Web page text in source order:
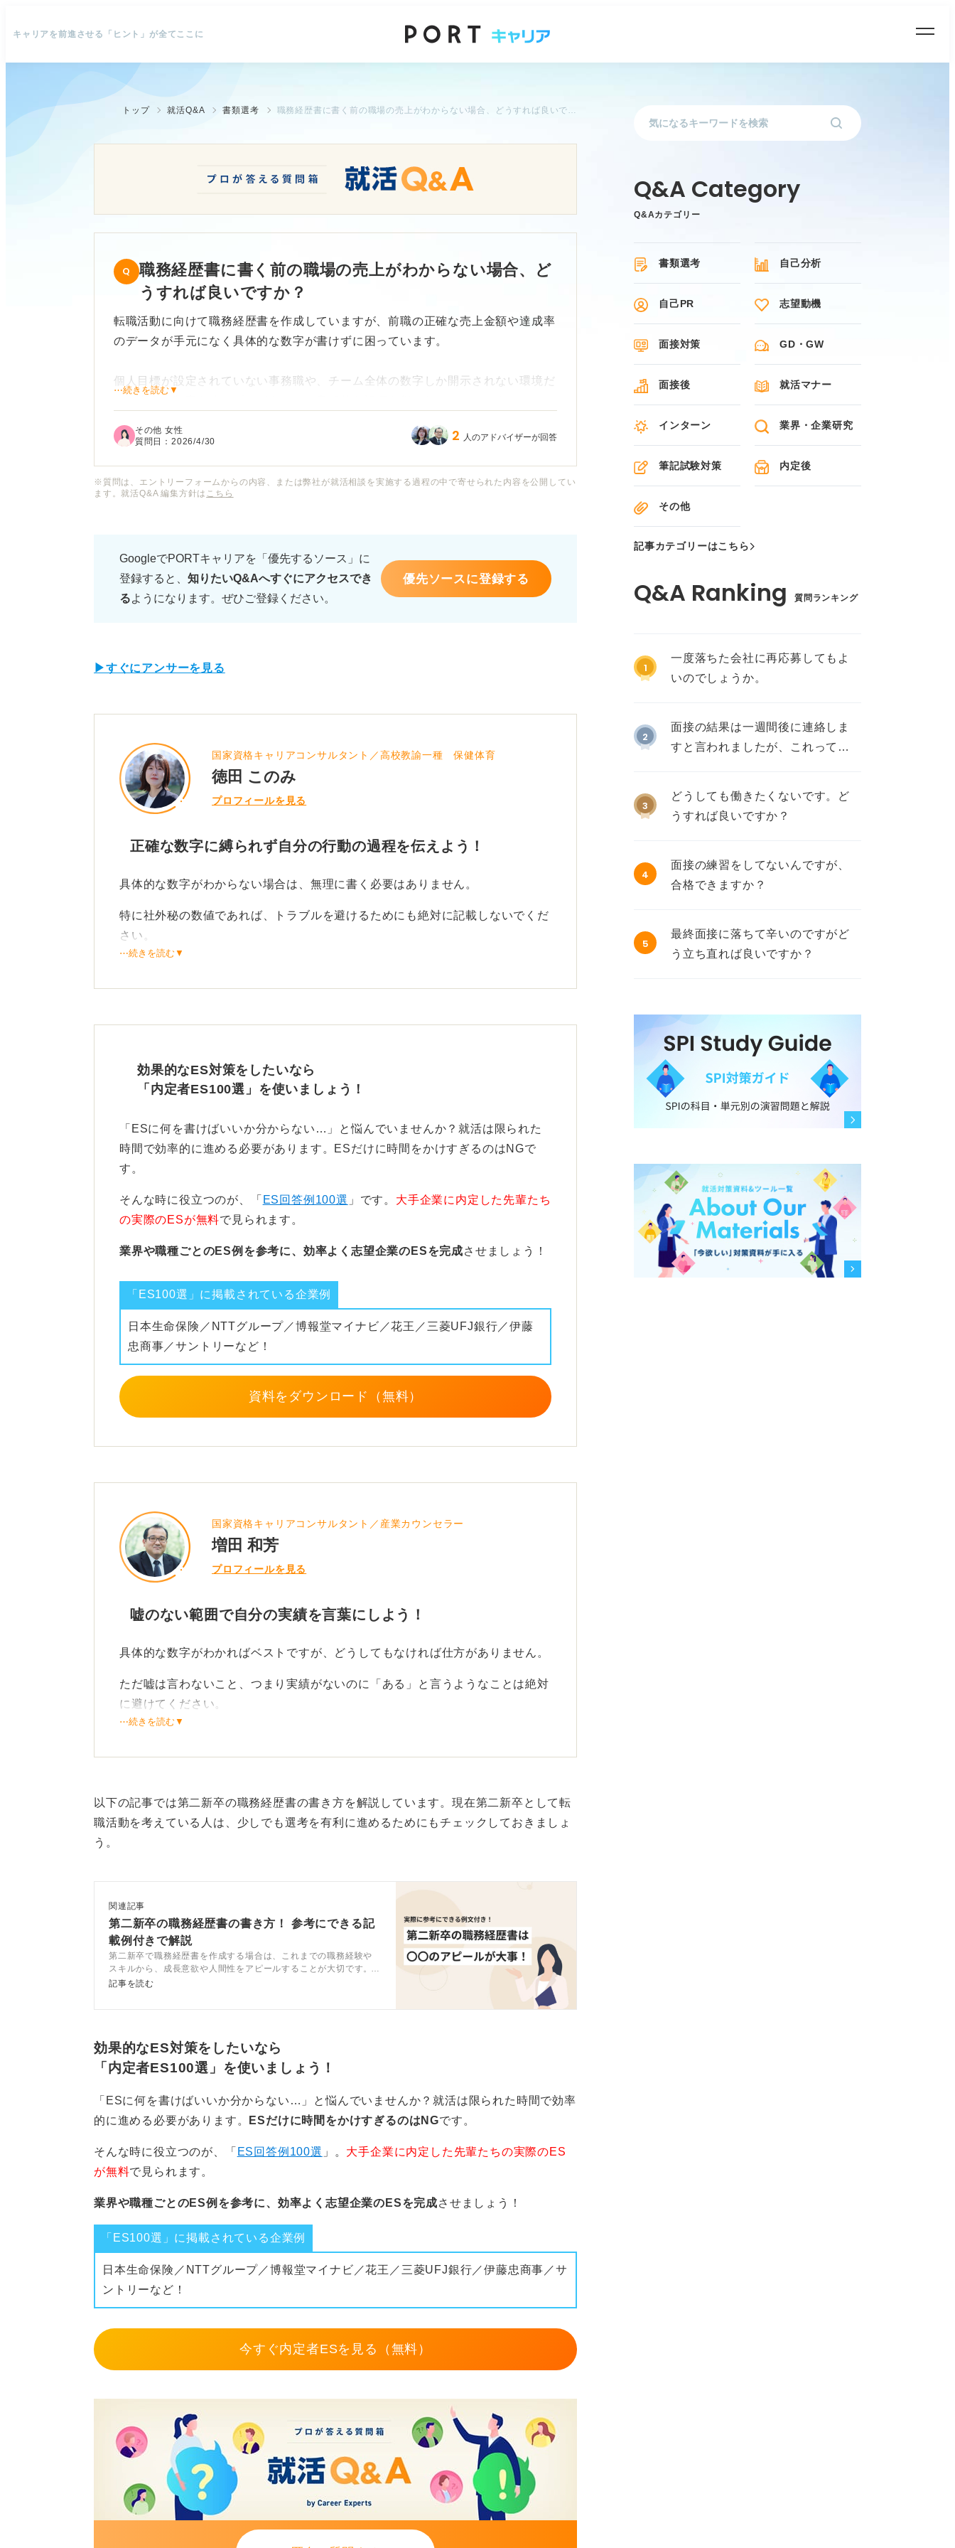
キャリアを前進させる「ヒント」が全てここに
トップ 就活Q&A 書類選考 職務経歴書に書く前の職場の売上がわからない場合、どうすれば良いですか？
職務経歴書に書く前の職場の売上がわからない場合、ど
うすれば良いですか？
転職活動に向けて職務経歴書を作成していますが、前職の正確な売上金額や達成率
のデータが手元になく具体的な数字が書けずに困っています。
個人目標が設定されていない事務職や、チーム全体の数字しか開示されない環境だ
ではないかと不安です。
また守秘義務の関係で具体的な社外秘の数値をどこまでぼかして書くべきか、その
加減もわかりません。
「質」や「効率化」をアピールするための書き方のコツを教えていただきたいで
す。
⋯続きを読む▼
その他 女性
質問日：2026/4/30 2 人のアドバイザーが回答
※質問は、エントリーフォームからの内容、または弊社が就活相談を実施する過程の中で寄せられた内容を公開してい
ます。就活Q&A 編集方針は こちら
GoogleでPORTキャリアを「優先するソース」に
登録すると、 知りたいQ&Aへすぐにアクセスでき
るようになります。ぜひご登録ください。
優先ソースに登録する
▶すぐにアンサーを見る
国家資格キャリアコンサルタント／高校教諭一種 保健体育
徳田 このみ
プロフィールを見る
正確な数字に縛られず自分の行動の過程を伝えよう！
具体的な数字がわからない場合は、無理に書く必要はありません。
特に社外秘の数値であれば、トラブルを避けるためにも絶対に記載しないでくだ
さい。
予定の職場であっても、情報の扱いは慎重におこないましょう。
目標達成の裏側にある自分の強みを言語化していこう
実績をアピールする際は、数字そのものよりも目標達成に向けた「過程」に焦点
を当てることが重要です。
具体的に話せるように準備しましょう。
事務職などであっても、自分が大切にしてきた工夫や得意なことを言語化して伝
⋯続きを読む▼
効果的なES対策をしたいなら
「内定者ES100選」を使いましょう！
「ESに何を書けばいいか分からない…」と悩んでいませんか？就活は限られた
時間で効率的に進める必要があります。ESだけに時間をかけすぎるのはNGで
す。
そんな時に役立つのが、「 ES回答例100選 」です。 大手企業に内定した先輩たち
の実際のESが無料で見られます。
業界や職種ごとのES例を参考に、効率よく志望企業のESを完成させましょう！
「ES100選」に掲載されている企業例
日本生命保険／NTTグループ／博報堂マイナビ／花王／三菱UFJ銀行／伊藤
忠商事／サントリーなど！
資料をダウンロード（無料）
国家資格キャリアコンサルタント／産業カウンセラー
増田 和芳
プロフィールを見る
嘘のない範囲で自分の実績を言葉にしよう！
具体的な数字がわかればベストですが、どうしてもなければ仕方がありません。
ただ嘘は言わないこと、つまり実績がないのに「ある」と言うようなことは絶対
に避けてください。
る必要はありません。
事務職などで数値目標がない場合は、％や件数、時間で何か評価されるものはな
改善率や作業時間の短縮など、数値化できる要素があれば積極的に盛り込んでみ
ましょう。
もしくは自分の入社前と後で変化した実績や、何かを変えた経験を伝えることも
有効です。
⋯続きを読む▼
以下の記事では第二新卒の職務経歴書の書き方を解説しています。現在第二新卒として転
職活動を考えている人は、少しでも選考を有利に進めるためにもチェックしておきましょ
う。
関連記事
第二新卒の職務経歴書の書き方！ 参考にできる記
載例付きで解説
第二新卒で職務経歴書を作成する場合は、これまでの職務経験や
スキルから、成長意欲や人間性をアピールすることが大切です。
記事では、キャリアコンサルタントとともに、採用担当者に響く
記事を読む
効果的なES対策をしたいなら
「内定者ES100選」を使いましょう！
「ESに何を書けばいいか分からない…」と悩んでいませんか？就活は限られた時間で効率
的に進める必要があります。
ESだけに時間をかけすぎるのはNGです。
そんな時に役立つのが、「 ES回答例100選 」。 大手企業に内定した先輩たちの実際のES
が無料で見られます。
業界や職種ごとのES例を参考に、効率よく志望企業のESを完成させましょう！
「ES100選」に掲載されている企業例
日本生命保険／NTTグループ／博報堂マイナビ／花王／三菱UFJ銀行／伊藤忠商事／サ
ントリーなど！
今すぐ内定者ESを見る（無料）
Q&Aカテゴリー
書類選考 自己分析
自己PR 志望動機
面接対策 GD・GW
面接後 就活マナー
インターン 業界・企業研究
筆記試験対策 内定後
その他
記事カテゴリーはこちら
質問ランキング
1
一度落ちた会社に再応募してもよ
いのでしょうか。
2
面接の結果は一週間後に連絡しま
すと言われましたが、これって不
3
どうしても働きたくないです。ど
うすれば良いですか？
4
面接の練習をしてないんですが、
合格できますか？
5
最終面接に落ちて辛いのですがど
う立ち直れば良いですか？